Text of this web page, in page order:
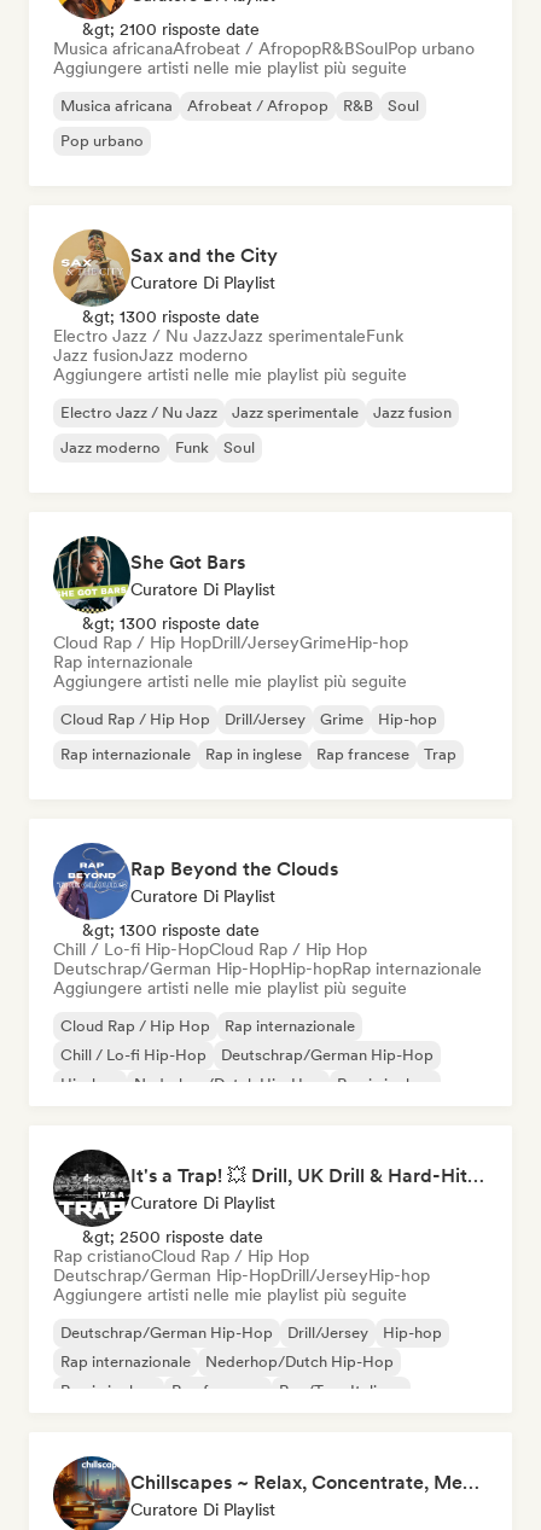
&gt; 2100 risposte date
Musica africanaAfrobeat / AfropopR&BSoulPop urbano
Aggiungere artisti nelle mie playlist più seguite
Musica africana Afrobeat / Afropop R&B
Soul
Pop urbano
Sax and the City
Curatore Di Playlist
&gt; 1300 risposte date
Electro Jazz / Nu JazzJazz sperimentaleFunk
Jazz fusionJazz moderno
Aggiungere artisti nelle mie playlist più seguite
Electro Jazz / Nu Jazz Jazz sperimentale
Jazz fusion
Jazz moderno
Funk Soul
She Got Bars
Curatore Di Playlist
&gt; 1300 risposte date
Cloud Rap / Hip HopDrill/JerseyGrimeHip-hop
Rap internazionale
Aggiungere artisti nelle mie playlist più seguite
Cloud Rap / Hip Hop Drill/Jersey Grime
Hip-hop
Rap internazionale
Rap in inglese Rap francese Trap
Rap Beyond the Clouds
Curatore Di Playlist
&gt; 1300 risposte date
Chill / Lo-fi Hip-HopCloud Rap / Hip Hop
Deutschrap/German Hip-HopHip-hopRap internazionale
Aggiungere artisti nelle mie playlist più seguite
Cloud Rap / Hip Hop
Rap internazionale
Chill / Lo-fi Hip-Hop
Deutschrap/German Hip-Hop
Hip-hop
Nederhop/Dutch Hip-Hop
Rap in inglese
It's a Trap! 💥 Drill, UK Drill & Hard-Hitting Trap
Curatore Di Playlist
&gt; 2500 risposte date
Rap cristianoCloud Rap / Hip Hop
Deutschrap/German Hip-HopDrill/JerseyHip-hop
Aggiungere artisti nelle mie playlist più seguite
Deutschrap/German Hip-Hop Drill/Jersey
Hip-hop
Rap internazionale
Nederhop/Dutch Hip-Hop
Rap in inglese
Rap francese Rap/Trap Italiano
Chillscapes ~ Relax, Concentrate, Meditate, Sleep, Dream
Curatore Di Playlist